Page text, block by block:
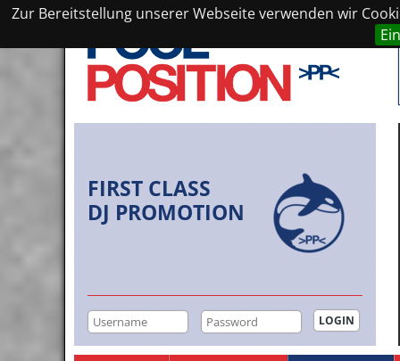
Zur Bereitstellung unserer Webseite verwenden wir
FIRST CLASS
DJ PROMOTION